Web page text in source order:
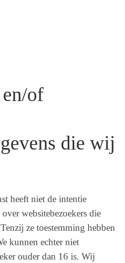
of
die wij
heeft niet de intentie
websitebezoekers die
ze toestemming hebben
kunnen echter niet
ouder dan 16 is. Wij